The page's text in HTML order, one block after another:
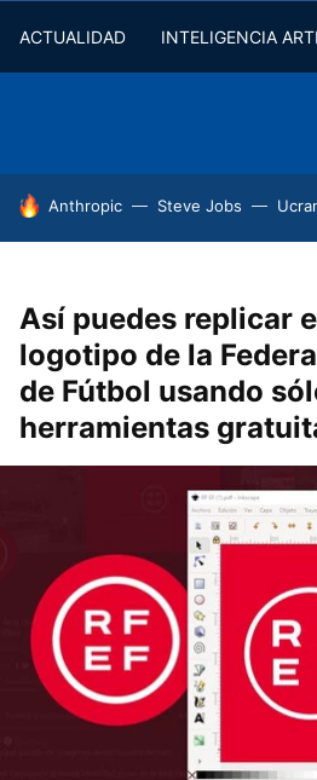
ACTUALIDAD INTELIGENCIA
HOY SE HABLA DE
Anthropic Steve Jobs
Así puedes replicar
logotipo de la
de Fútbol usando
herramientas